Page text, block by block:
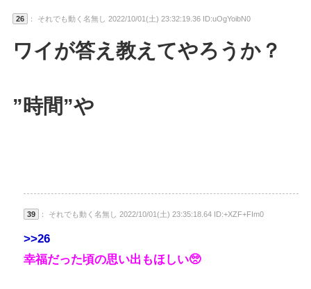
26 ： それでも動く名無し 2022/10/01(土) 23:32:19.36 ID:uOgYoibN0
ワイが答え教えてやろうか？
”時間”や
39 ： それでも動く名無し 2022/10/01(土) 23:35:18.64 ID:+XZF+FIm0
>>26
幸福だった頃の思い出もほしい🥺